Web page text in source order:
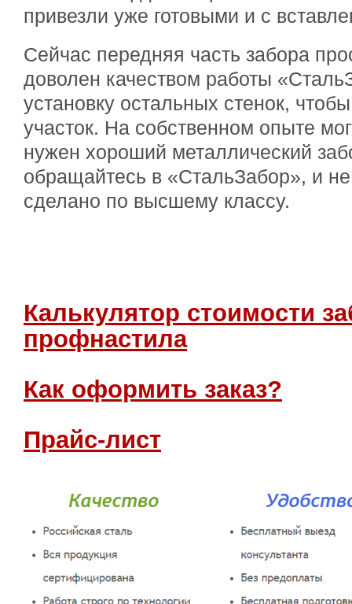
привезли уже готовыми и с
Сейчас передняя часть забора
доволен качеством работы
установку остальных стенок,
участок. На собственном опыте
нужен хороший металлический
обращайтесь в «СтальЗабор», и не
сделано по высшему классу.
Калькулятор стоимости
профнастила
Как оформить заказ?
Прайс-лист